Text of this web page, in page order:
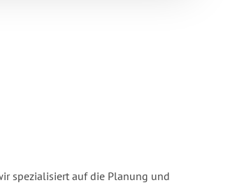
spezialisiert auf die Planung und